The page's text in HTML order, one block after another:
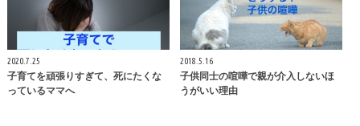
2020.7.25
子育てを頑張りすぎて、死にたくな
っているママへ
2018.5.16
子供同士の喧嘩で親が介入しないほ
うがいい理由